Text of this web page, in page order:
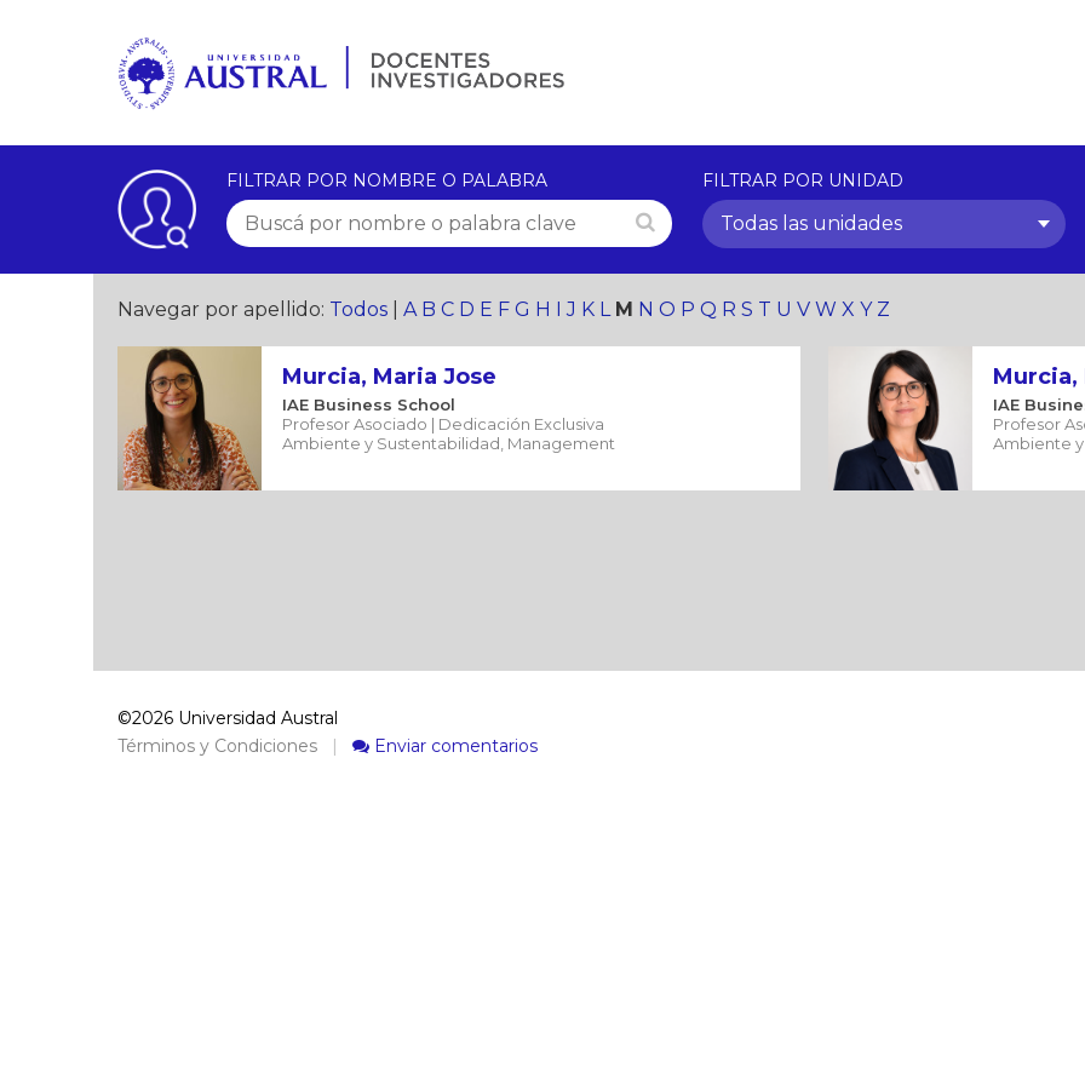
FILTRAR POR NOMBRE O PALABRA FILTRAR POR UNIDAD
Todas las unidades
Navegar por apellido: Todos A B C D E F G H I J K L M N O P Q R S T U V W X Y Z
Murcia, Maria Jose
IAE Business School
Profesor Asociado | Dedicación Exclusiva
Ambiente y Sustentabilidad, Management
Murcia,
IAE
Profesor
Ambiente
©2026 Universidad Austral
Términos y Condiciones | Enviar comentarios